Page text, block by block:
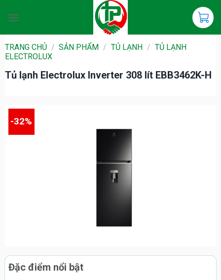
đến
dung
TRANG CHỦ / SẢN PHẨM / TỦ LẠNH / TỦ LẠNH
ELECTROLUX
Tủ lạnh Electrolux Inverter 308 lít EBB3462K-H
-32%
Đặc điểm nổi bật